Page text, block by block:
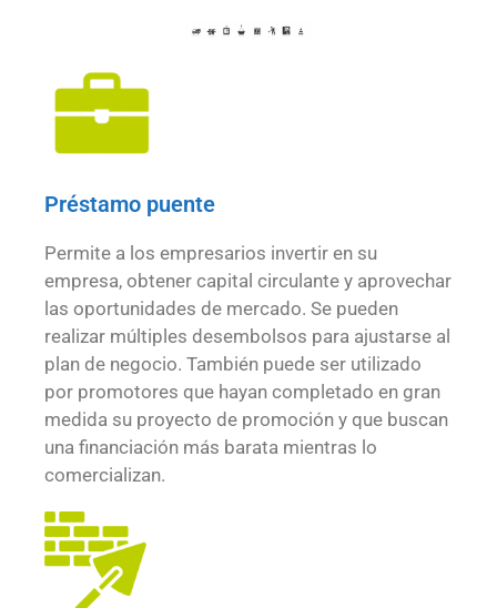
Préstamo puente
Permite a los empresarios invertir en su
empresa, obtener capital circulante y aprovechar
las oportunidades de mercado. Se pueden
realizar múltiples desembolsos para ajustarse al
plan de negocio. También puede ser utilizado
por promotores que hayan completado en gran
medida su proyecto de promoción y que buscan
una financiación más barata mientras lo
comercializan.